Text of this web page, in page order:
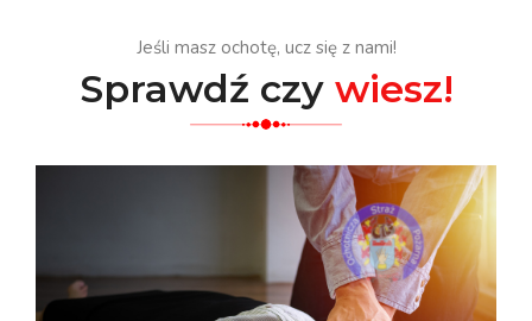
Jeśli masz ochotę, ucz się z nami!
Sprawdź czy wiesz!